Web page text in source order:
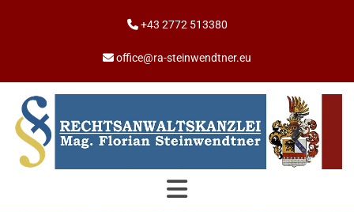
 +43 2772 513380
 office@ra-steinwendtner.eu